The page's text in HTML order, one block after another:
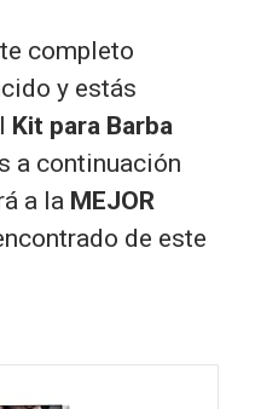
completo
y estás
Kit para Barba
a continuación
a la MEJOR
de este